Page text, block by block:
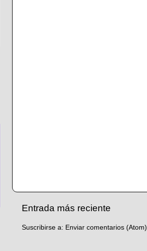
Entrada más reciente
Suscribirse a: Enviar comentarios (Atom)